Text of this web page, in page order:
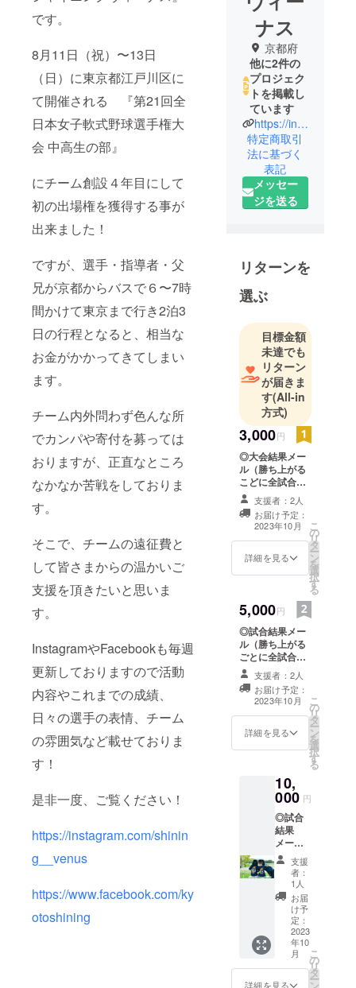
です。
8月11日（祝）〜13日
（日）に東京都江戸川区に
て開催される 『第21回全
日本女子軟式野球選手権大
会 中高生の部』
にチーム創設４年目にして
初の出場権を獲得する事が
出来ました！
ですが、選手・指導者・父
兄が京都からバスで６〜7時
間かけて東京まで行き2泊3
日の行程となると、相当な
お金がかかってきてしまい
ます。
チーム内外問わず色んな所
でカンパや寄付を募っては
おりますが、正直なところ
なかなか苦戦をしておりま
す。
そこで、チームの遠征費と
して皆さまからの温かいご
支援を頂きたいと思いま
す。
InstagramやFacebookも毎週
更新しておりますので活動
内容やこれまでの成績、
日々の選手の表情、チーム
の雰囲気など載せておりま
す！
是非一度、ご覧ください！
https://instagram.com/shinin
g__venus
https://www.facebook.com/ky
otoshining
ナス
京都府
他に2件の
プロジェク
トを掲載し
ています
https://instagram.com/shining__venus
特定商取引
法に基づく
表記
メッセー
ジを送る
リターンを
選ぶ
目標金額
未達でも
リターン
が届きま
す(All-in
方式)
3,000円
◎大会結果メー
ル（勝ち上がる
こどに全試合）
◎大会終了後、
お礼メール
◎SNSにてお名
前記載の上、御
礼の投稿
※Instagramにて
て頂きます。 ※
支援時、必ず備
考欄に掲載を希
望されるお名前
をご記入くださ
い。
支援者：2人
お届け予定：
2023年10月
詳細を見る
こ
の
リ
タ
ー
ン
を
選
択
す
る
5,000円
◎試合結果メー
ル（勝ち上がる
ごとに全試合）
◎大会終了後、
選手からのお礼
動画（2〜3分）
提供方法：視聴
用のURLをメー
ルで送信 ◎SNS
にてアカウント
『shining__ven
us』で投稿させ
て頂きます。 ※
支援時、必ず備
考欄に掲載を希
望されるお名前
をご記入くださ
支援者：2人
お届け予定：
2023年10月
詳細を見る
こ
の
リ
タ
ー
ン
を
選
択
す
る
10,
000 円
◎試合
結果
メール
（勝ち
上がる
ごとに
全試
合） ◎
大会終
了後選
手から
のお礼
動画
（2〜3
支援
者：
1人
お届
け予
定：
2023
年10
月
詳細を見る
こ
の
リ
タ
ー